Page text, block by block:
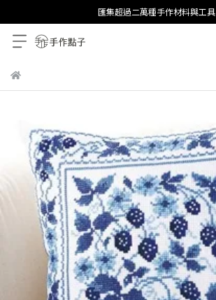
匯集超過二萬種手作材料與工具